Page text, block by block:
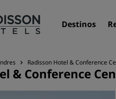
Destinos
Radisson Hotel & Conference
& Conference